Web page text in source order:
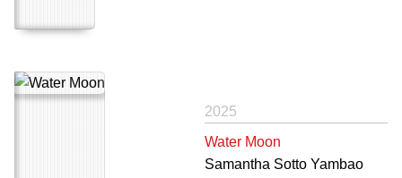
2025
Water Moon
Samantha Sotto Yambao